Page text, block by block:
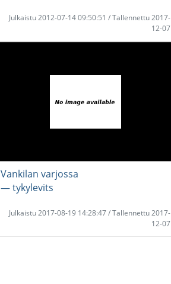
Julkaistu 2012-07-14 09:50:51 / Tallennettu 2017-
12-07
Vankilan varjossa
― tykylevits
Julkaistu 2017-08-19 14:28:47 / Tallennettu 2017-
12-07